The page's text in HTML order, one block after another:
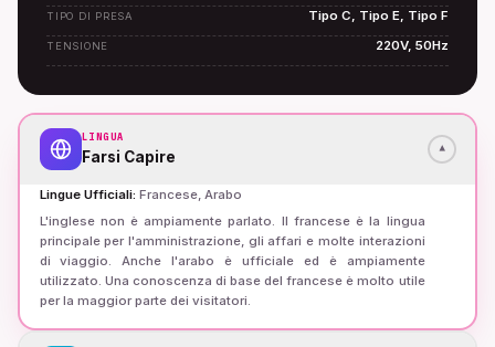
TIPO DI PRESA Tipo C, Tipo E, Tipo F
TENSIONE 220V, 50Hz
LINGUA
Farsi Capire ▾
Lingue Ufficiali: Francese, Arabo
L'inglese non è ampiamente parlato. Il francese è la lingua
principale per l'amministrazione, gli affari e molte interazioni
di viaggio. Anche l'arabo è ufficiale ed è ampiamente
utilizzato. Una conoscenza di base del francese è molto utile
per la maggior parte dei visitatori.